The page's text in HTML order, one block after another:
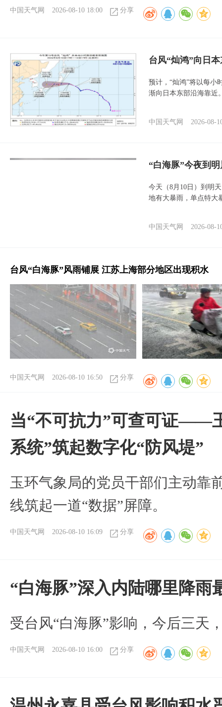
中国天气网 2026-08-10 18:00 分享
台风“灿鸿”向日
预计，“灿鸿”将以每小
渐向日本东部沿海靠近
中国天气网 2026-08-
“白海豚”今夜到
今天（8月10日）到明
地有大暴雨，单点特大
中国天气网 2026-08-
台风“白海豚”风雨铺展 江苏上海部分地区出现积水
中国天气网 2026-08-10 16:50 分享
当“不可抗力”可查可证——
系统”筑起数字化“防风堤”
玉环气象局的党员干部们主动靠
线筑起一道“数据”屏障。
中国天气网 2026-08-10 16:09 分享
“白海豚”深入内陆哪里降雨
受台风“白海豚”影响，今后三天
中国天气网 2026-08-10 16:00 分享